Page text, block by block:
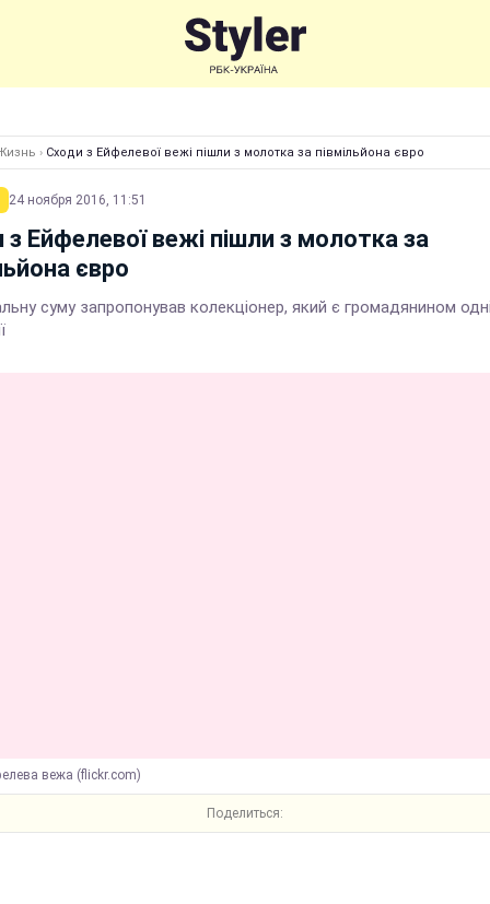
› Сходи з Ейфелевої вежі пішли з молотка за півмільйона євро
24 ноября 2016, 11:51
з Ейфелевої вежі пішли з молотка за
євро
суму запропонував колекціонер, який є громадянином
вежа (flickr.com)
Поделиться: